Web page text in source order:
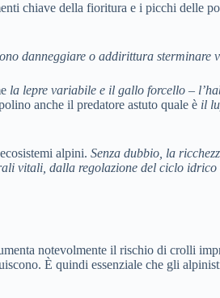
chiave della fioritura e i picchi delle
danneggiare o addirittura sterminare
la lepre variabile e il gallo forcello –
anche il predatore astuto quale è il
alpini. Senza dubbio, la
vitali, dalla regolazione del ciclo
notevolmente il rischio di crolli
È quindi essenziale che gli